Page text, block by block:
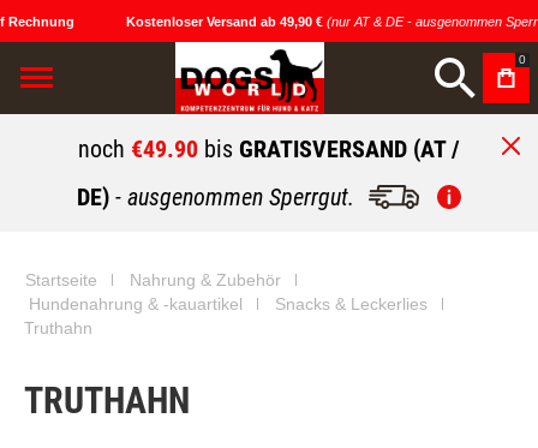
Rechnung Kostenloser Versand ab 49,90 €(nur AT & DE - ausgenommen
0
noch €49.90 bis GRATISVERSAND (AT /
DE) - ausgenommen Sperrgut.
Startseite
Nahrung & Zubehör
Hundenahrung & -kauartikel
Snacks & Leckerlies
Truthahn
TRUTHAHN